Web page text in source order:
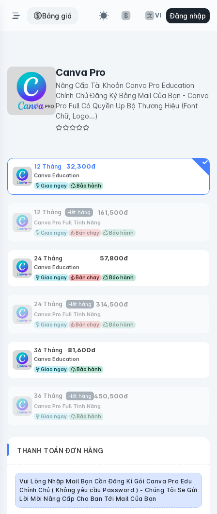
Bảng giá VI Đăng nhập
Canva Pro
Nâng Cấp Tài Khoản Canva Pro Education
Chính Chủ Đăng Ký Bằng Mail Của Bạn - Canva
Pro Full Có Quyền Up Bộ Thương Hiệu (Font
Chữ, Logo...)
12 Tháng 32,300đ
Canva Education
Giao ngay Bảo hành
12 Tháng Hết hàng 161,500đ
Canva Pro Full Tính Năng
Giao ngay Bán chạy Bảo hành
24 Tháng 57,800đ
Canva Education
Giao ngay Bán chạy Bảo hành
24 Tháng Hết hàng 314,500đ
Canva Pro Full Tính Năng
Giao ngay Bán chạy Bảo hành
36 Tháng 81,600đ
Canva Education
Giao ngay Bảo hành
36 Tháng Hết hàng 450,500đ
Canva Pro Full Tính Năng
Giao ngay Bảo hành
THANH TOÁN ĐƠN HÀNG
Vui Lòng Nhập Mail Bạn Cần Đăng Kí Gói Canva Pro Edu
Chính Chủ ( Không yêu cầu Password ) - Chúng Tôi Sẽ Gửi
Lời Mời Nâng Cấp Cho Bạn Tới Mail Của Bạn